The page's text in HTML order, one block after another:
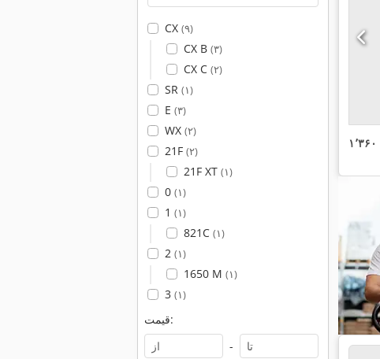
CX (۹)
CX B (۳)
CX C (۲)
SR (۱)
E (۳)
WX (۲)
21F (۲)
21F XT (۱)
0 (۱)
1 (۱)
821C (۱)
2 (۱)
1650 M (۱)
3 (۱)
قیمت:
-